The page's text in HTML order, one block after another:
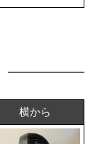
横から